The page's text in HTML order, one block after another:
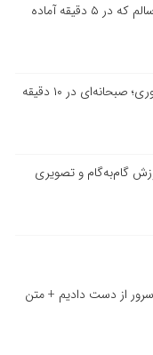
دسر ماست و انار؛ یک میان‌وعده سالم که در ۵ دقیقه آماده
در ۱۰ دقیقه
گام‌به‌گام و تصویری
از دست دادیم + متن